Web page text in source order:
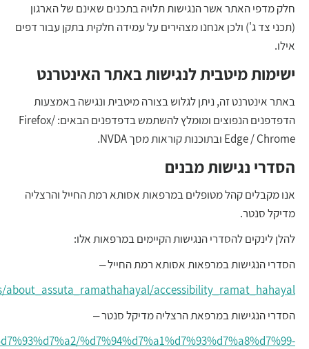
חלק מדפי האתר אשר הנגישות תלויה בתכנים שאינם של הארגון
(תכני צד ג') ולכן אנחנו מצהירים על עמידה חלקית בתקן עבור דפים
אילו.
ישימות מיטבית לנגישות באתר האינטרנט
באתר אינטרנט זה, ניתן לגלוש בצורה מיטבית ונגישה באמצעות
הדפדפנים הנפוצים ומומלץ להשתמש בדפדפנים הבאים: Firefox/
Edge / Chrome ובתוכנות קוראות מסך NVDA.
הסדרי נגישות מבנים
אנו מקבלים קהל מטופלים במרפאות אסותא רמת החייל והרצליה
מדיקל סנטר.
להלן לינקים להסדרי הנגישות הקיימים במרפאות אלו:
הסדרי הנגישות במרפאות אסותא רמת החייל –
accessibility_ramat_hahayal/
הסדרי הנגישות במרפאת הרצליה מדיקל סנטר –
%d7%94%d7%a1%d7%93%d7%a8%d7%99-